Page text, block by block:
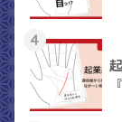
4